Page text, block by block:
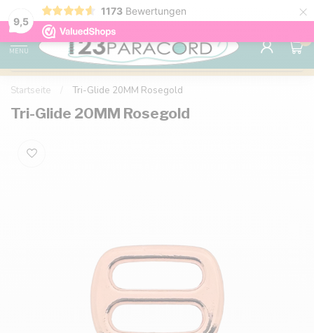
9,5
1173 Bewertungen ×
Kostenlose Lieferung nach Hause ab 150 €
MENU
0
Startseite Tri-Glide 20MM Rosegold
Tri-Glide 20MM Rosegold